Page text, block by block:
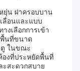
ยุ่น ฝาครอบบาน
ลื่อนและแบบ
งเลือกการเข้า
พื้นที่ขนาด
ตู ในขณะ
องที่ประหยัดพื้นที่
ะสะดวกสบาย